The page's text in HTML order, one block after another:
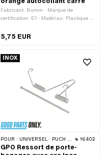
Fabricant: Bumm · Marque de
certification: E1 · Matériau: Plastique ·
mm · Hauteur: 9 mm
5,75 EUR
INOX
POUR : UNIVERSEL · PUCH · SACHS 16402
GPO Ressort de porte-